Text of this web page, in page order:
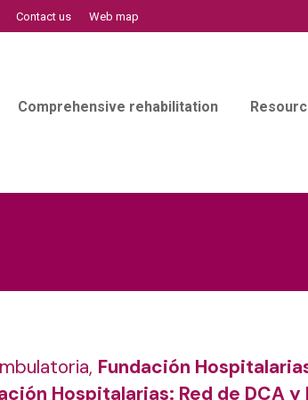
Contact us Web map
Comprehensive rehabilitation
, Fundación
Hospitalarias: Red de DCA